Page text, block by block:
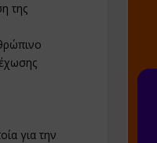
της
για την